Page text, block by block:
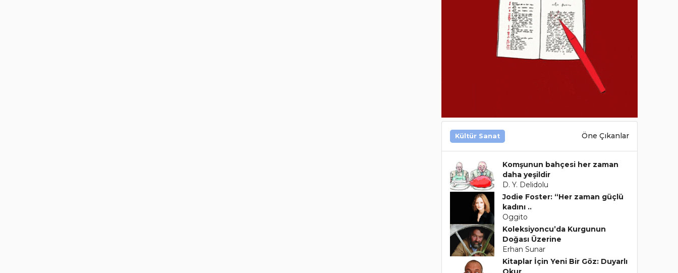
Kültür Sanat Öne Çıkanlar
Komşunun bahçesi her zaman
daha yeşildir
D. Y. Delidolu
Jodie Foster: “Her zaman güçlü
kadını ..
Oggito
Koleksiyoncu’da Kurgunun
Doğası Üzerine
Erhan Sunar
Kitaplar İçin Yeni Bir Göz: Duyarlı